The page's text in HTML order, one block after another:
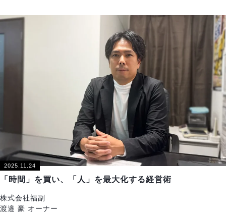
2025.11.24
「時間」を買い、「人」を最大化する経営術
株式会社福副
渡邉 豪 オーナー